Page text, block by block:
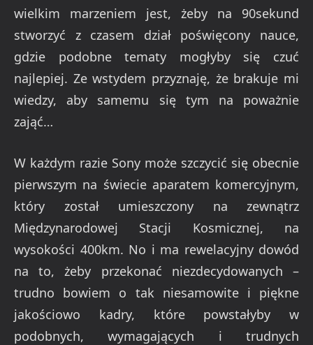
wielkim marzeniem jest, żeby na 90sekund
stworzyć z czasem dział poświęcony nauce,
gdzie podobne tematy mogłyby się czuć
najlepiej. Ze wstydem przyznaję, że brakuje mi
wiedzy, aby samemu się tym na poważnie
zająć…
W każdym razie Sony może szczycić się obecnie
pierwszym na świecie aparatem komercyjnym,
który został umieszczony na zewnątrz
Międzynarodowej Stacji Kosmicznej, na
wysokości 400km. No i ma rewelacyjny dowód
na to, żeby przekonać niezdecydowanych –
trudno bowiem o tak niesamowite i piękne
jakościowo kadry, które powstałyby w
podobnych, wymagających i trudnych